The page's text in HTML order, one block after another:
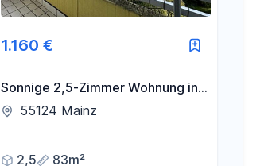
1.160 €
Sonnige 2,5-Zimmer Wohnung in
Mainz-Gonsenheim
55124 Mainz
2,5 83m²